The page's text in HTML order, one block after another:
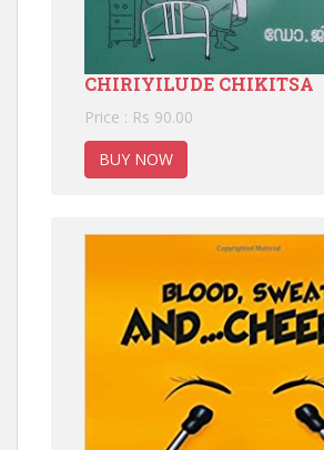
CHIRIYILUDE CHIKITSA
Price : Rs 90.00
BUY NOW